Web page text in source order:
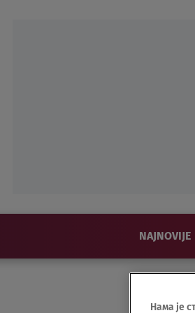
NAJNOVIJE
Нама је